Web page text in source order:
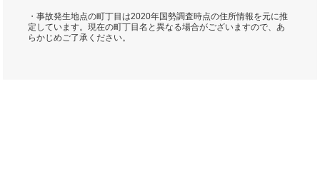
・事故発生地点の町丁目は2020年国勢調査時点の住所情報を元に推
定しています。現在の町丁目名と異なる場合がございますので、あ
らかじめご了承ください。